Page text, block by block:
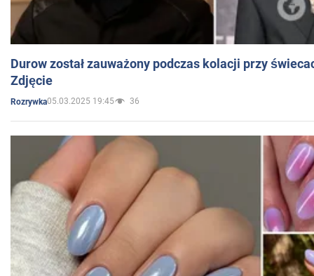
Durow został zauważony podczas kolacji przy
Zdjęcie
Rozrywka05.03.2025 19:45 36